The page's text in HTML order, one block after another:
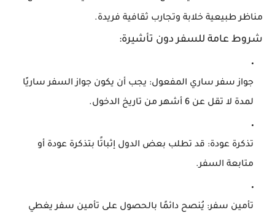
مناظر طبيعية خلابة وتجارب ثقافية فريدة.
شروط عامة للسفر دون تأشيرة:
جواز سفر ساري المفعول: يجب أن يكون جواز السفر ساريًا
لمدة لا تقل عن 6 أشهر من تاريخ الدخول.
تذكرة عودة: قد تطلب بعض الدول إثباتًا بتذكرة عودة أو
متابعة السفر.
تأمين سفر: يُنصح دائمًا بالحصول على تأمين سفر يغطي